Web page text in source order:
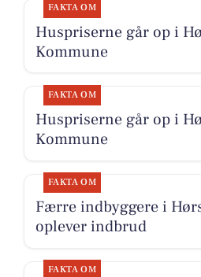
FAKTA OM
Huspriserne går op i
Kommune
FAKTA OM
Huspriserne går op i
Kommune
FAKTA OM
Færre indbyggere i
oplever indbrud
FAKTA OM